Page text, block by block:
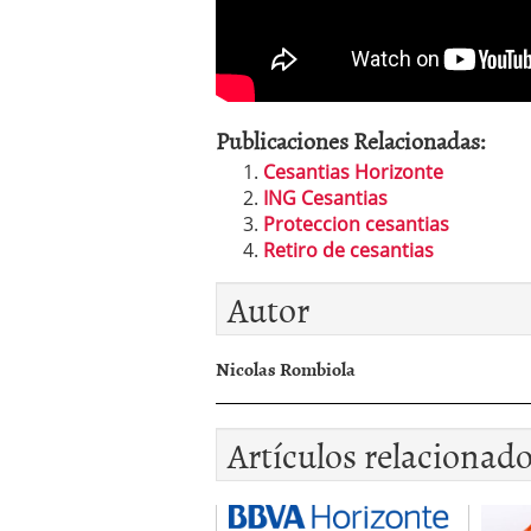
Publicaciones Relacionadas:
Cesantias Horizonte
ING Cesantias
Proteccion cesantias
Retiro de cesantias
Autor
Nicolas Rombiola
Artículos